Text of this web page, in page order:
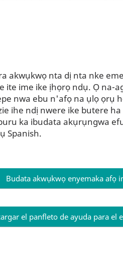
akwụkwọ nta dị nta nke
ite ime ike ịhọrọ ndụ. Ọ na-
nwa ebu n'afọ na ụlọ ọrụ
ihe ndị nwere ike butere
ka ibudata akụrụngwa
Spanish.
Budata akwụkwọ enyemaka afọ
el panfleto de ayuda para el